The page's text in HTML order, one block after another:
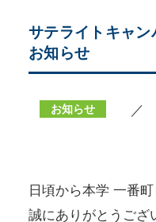
サテライトキャ
お知らせ
お知らせ ／
日頃から本学 一番
誠にありがとうござ